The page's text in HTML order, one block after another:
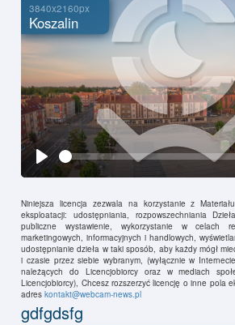
Play
Seek
3840x2160px
Koszalin
Niniejsza licencja zezwala na korzystanie z
eksploatacji: udostępniania, rozpowszechniania
publiczne wystawienie, wykorzystanie w celach
marketingowych, informacyjnych i handlowych,
udostępnianie dzieła w taki sposób, aby każdy mógł
i czasie przez siebie wybranym, (wyłącznie w
należących do Licencjobiorcy oraz w mediach
Licencjobiorcy), Chcesz rozszerzyć licencję o inne pola
adreskontakt@webcam-news.pl
gdfgdsfg